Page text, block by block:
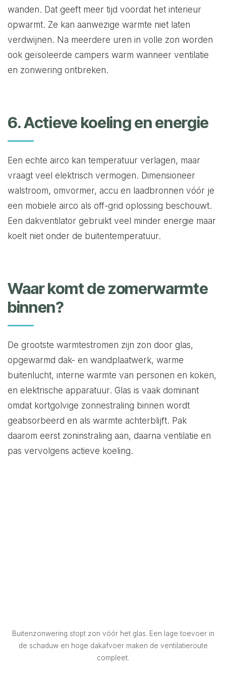
wanden. Dat geeft meer tijd voordat het interieur
opwarmt. Ze kan aanwezige warmte niet laten
verdwijnen. Na meerdere uren in volle zon worden
ook geïsoleerde campers warm wanneer ventilatie
en zonwering ontbreken.
6. Actieve koeling en energie
Een echte airco kan temperatuur verlagen, maar
vraagt veel elektrisch vermogen. Dimensioneer
walstroom, omvormer, accu en laadbronnen vóór je
een mobiele airco als off-grid oplossing beschouwt.
Een dakventilator gebruikt veel minder energie maar
koelt niet onder de buitentemperatuur.
Waar komt de zomerwarmte
binnen?
De grootste warmtestromen zijn zon door glas,
opgewarmd dak- en wandplaatwerk, warme
buitenlucht, interne warmte van personen en koken,
en elektrische apparatuur. Glas is vaak dominant
omdat kortgolvige zonnestraling binnen wordt
geabsorbeerd en als warmte achterblijft. Pak
daarom eerst zoninstraling aan, daarna ventilatie en
pas vervolgens actieve koeling.
Buitenzonwering stopt zon vóór het glas. Een lage toevoer in
de schaduw en hoge dakafvoer maken de ventilatieroute
compleet.